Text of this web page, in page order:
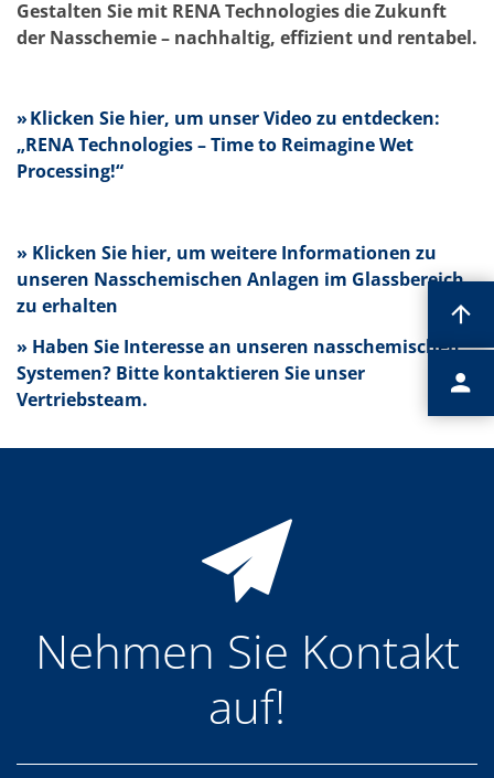
Gestalten Sie mit RENA Technologies die Zukunft
der Nasschemie – nachhaltig, effizient und rentabel.
» Klicken Sie hier, um unser Video zu entdecken:
„RENA Technologies – Time to Reimagine Wet
Processing!“
» Klicken Sie hier, um weitere Informationen zu
unseren Nasschemischen Anlagen im Glassbereich
zu erhalten
» Haben Sie Interesse an unseren nasschemischen
Systemen? Bitte kontaktieren Sie unser
Vertriebsteam.
Nehmen Sie Kontakt
auf!